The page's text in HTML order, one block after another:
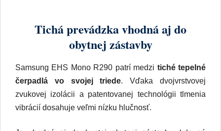
Tichá prevádzka vhodná aj do
obytnej zástavby
Samsung EHS Mono R290 patrí medzi tiché tepelné
čerpadlá vo svojej triede. Vďaka dvojvrstvovej
zvukovej izolácii a patentovanej technológii tlmenia
vibrácií dosahuje veľmi nízku hlučnosť.